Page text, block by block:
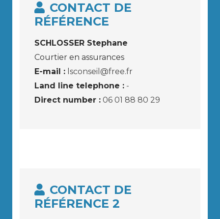
CONTACT DE
RÉFÉRENCE
SCHLOSSER Stephane
Courtier en assurances
E-mail : lsconseil@free.fr
Land line telephone : -
Direct number : 06 01 88 80 29
CONTACT DE
RÉFÉRENCE 2